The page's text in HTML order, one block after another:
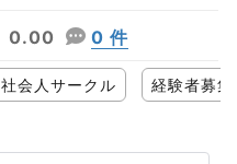
0.00 0 件
社会人サークル 経験者募集